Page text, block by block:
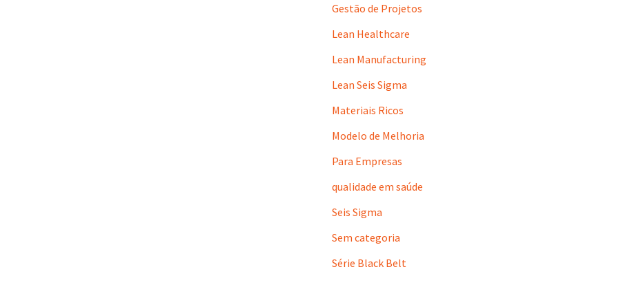
Gestão de Projetos
Lean Healthcare
Lean Manufacturing
Lean Seis Sigma
Materiais Ricos
Modelo de Melhoria
Para Empresas
qualidade em saúde
Seis Sigma
Sem categoria
Série Black Belt